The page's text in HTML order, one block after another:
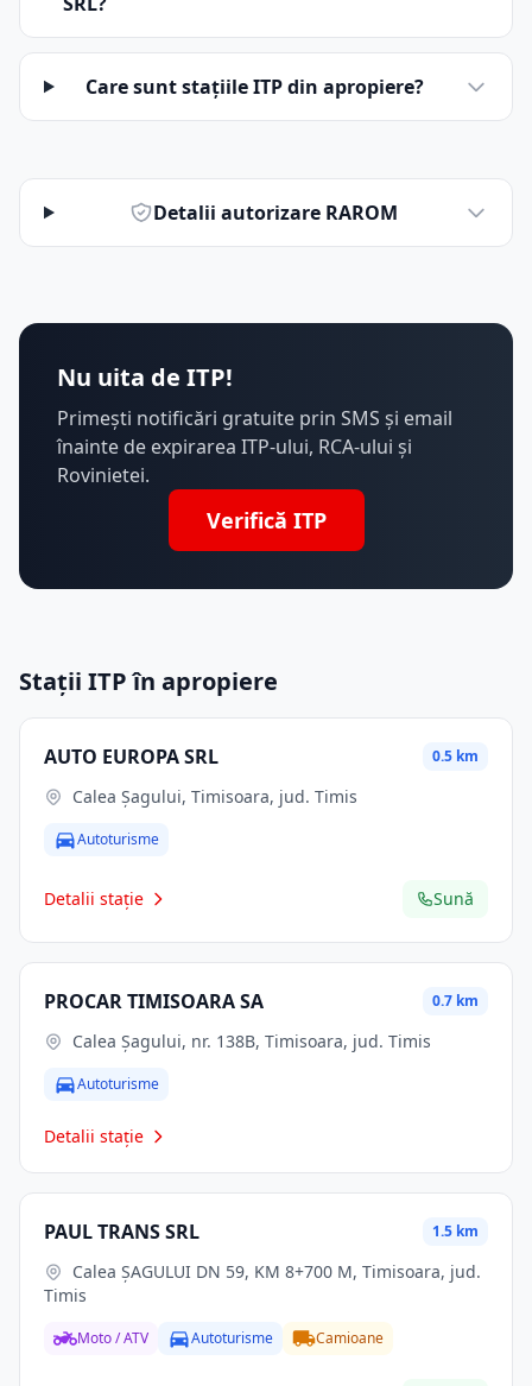
Care sunt stațiile ITP din apropiere?
Detalii autorizare RAROM
Nu uita de ITP!
Primești notificări gratuite prin SMS și email
înainte de expirarea ITP-ului, RCA-ului și
Rovinietei.
Verifică ITP
Stații ITP în apropiere
AUTO EUROPA SRL 0.5 km
Calea Șagului, Timisoara, jud. Timis
Autoturisme
Detalii stație Sună
PROCAR TIMISOARA SA 0.7 km
Calea Şagului, nr. 138B, Timisoara, jud. Timis
Autoturisme
Detalii stație
PAUL TRANS SRL 1.5 km
Timis
Moto / ATV Autoturisme Camioane